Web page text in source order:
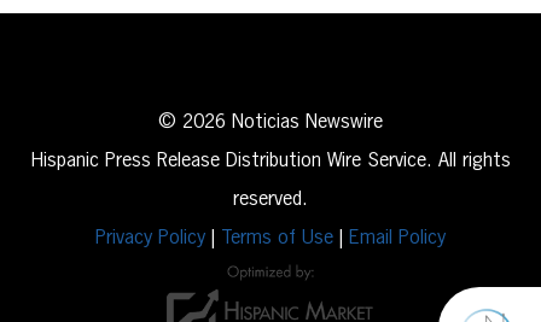
© 2026 Noticias Newswire
Hispanic Press Release Distribution Wire Service. All rights
reserved.
Privacy Policy
Terms of Use Email Policy